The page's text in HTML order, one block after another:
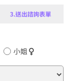
3.送出諮詢表單
小姐